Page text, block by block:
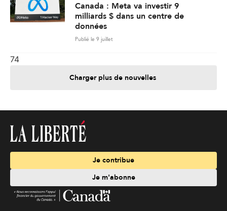
Canada : Meta va investir 9
milliards $ dans un centre de
données
Publié le 9 juillet
74
Charger plus de nouvelles
Je contribue
Je m'abonne